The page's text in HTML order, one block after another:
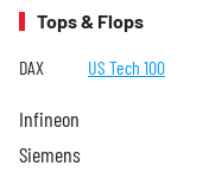
Tops & Flops
DAX US Tech 100
Infineon
Siemens